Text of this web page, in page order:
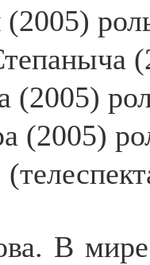
(2005)
(2005)
(2005)
В